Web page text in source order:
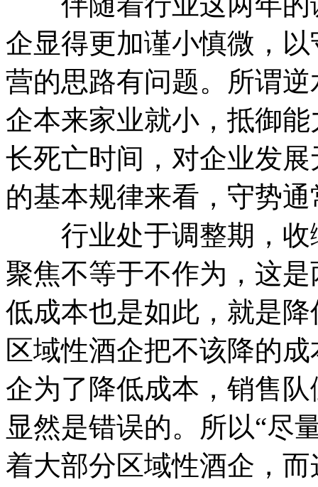
企显得更加谨小慎微，
营的思路有问题。所谓
企本来家业就小，抵御
长死亡时间，对企业发
的基本规律来看，守势
行业处于调整期，收
聚焦不等于不作为，这
低成本也是如此，就是
区域性酒企把不该降的
企为了降低成本，销售
显然是错误的。所以“尽
着大部分区域性酒企，